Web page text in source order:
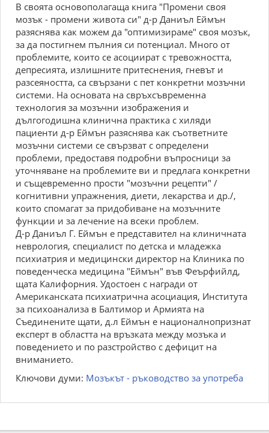
В своята основополагаща книга "Промени своя
мозък - промени живота си" д-р Даниъл Еймън
разяснява как можем да "оптимизираме" своя мозък,
за да постигнем пълния си потенциал. Много от
проблемите, които се асоциират с тревожността,
депресията, излишните притеснения, гневът и
разсеяността, са свързани с пет конкретни мозъчни
системи. На основата на свръхсъвременна
технология за мозъчни изображения и
дългогодишна клинична практика с хиляди
пациенти д-р Еймън разяснява как съответните
мозъчни системи се свързват с определени
проблеми, предоставя подробни въпросници за
уточняване на проблемите ви и предлага конкретни
и същевременно прости "мозъчни рецепти" /
когнитивни упражнения, диети, лекарства и др./,
които спомагат за придобиване на мозъчните
функции и за лечение на всеки проблем.
Д-р Даниъл Г. Еймън е представител на клиничната
неврология, специалист по детска и младежка
психиатрия и медицински директор на Клиника по
поведенческа медицина "Еймън" във Феърфийлд,
щата Калифорния. Удостоен с награди от
Американската психиатрична асоциация, Института
за психоанализа в Балтимор и Армията на
Съединените щати, д.л Еймън е националнопризнат
експерт в областта на връзката между мозъка и
поведението и по разстройство с дефицит на
вниманието.
Ключови думи: Мозъкът - ръководство за употреба